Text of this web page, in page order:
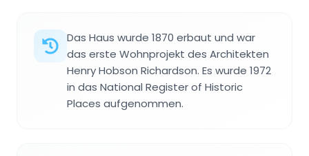
Das Haus wurde 1870 erbaut und war
das erste Wohnprojekt des Architekten
Henry Hobson Richardson. Es wurde 1972
in das National Register of Historic
Places aufgenommen.